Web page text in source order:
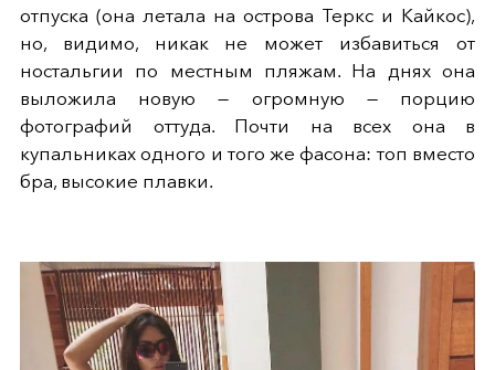
отпуска (она летала на острова Теркс и Кайкос),
но, видимо, никак не может избавиться от
ностальгии по местным пляжам. На днях она
выложила новую — огромную — порцию
фотографий оттуда. Почти на всех она в
купальниках одного и того же фасона: топ вместо
бра, высокие плавки.